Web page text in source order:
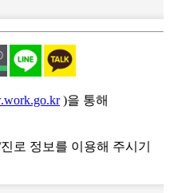
)을 통해
로 정보를 이용해 주시기